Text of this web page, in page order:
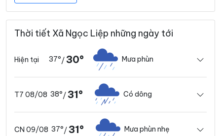
Thời tiết Xã Ngọc Liệp những ngày tới
Hiện tại 37°/30° Mưa phùn
T7 08/08 38°/31° Có dông
CN 09/08 37°/31° Mưa phùn nhẹ